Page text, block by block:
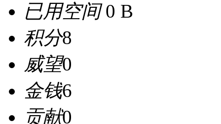
已用空间0 B
积分8
威望0
金钱6
贡献0